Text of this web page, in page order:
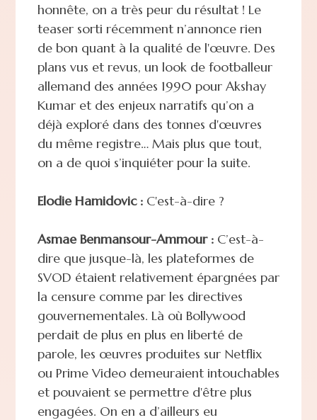
honnête, on a très peur du résultat ! Le
teaser sorti récemment n’annonce rien
de bon quant à la qualité de l'œuvre. Des
plans vus et revus, un look de footballeur
allemand des années 1990 pour Akshay
Kumar et des enjeux narratifs qu’on a
déjà exploré dans des tonnes d'œuvres
du même registre… Mais plus que tout,
on a de quoi s’inquiéter pour la suite.
Elodie Hamidovic :C'est-à-dire ?
Asmae Benmansour-Ammour :C’est-à-
dire que jusque-là, les plateformes de
SVOD étaient relativement épargnées par
la censure comme par les directives
gouvernementales. Là où Bollywood
perdait de plus en plus en liberté de
parole, les œuvres produites sur Netflix
ou Prime Video demeuraient intouchables
et pouvaient se permettre d'être plus
engagées. On en a d’ailleurs eu